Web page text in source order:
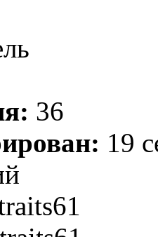
36
19